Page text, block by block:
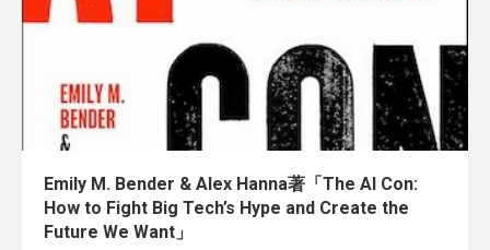
Emily M. Bender & Alex Hanna著「The AI Con:
How to Fight Big Tech’s Hype and Create the
Future We Want」